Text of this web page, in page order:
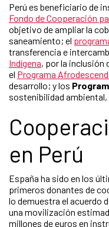
Perú es beneficiario de
Fondo de Cooperación
objetivo de ampliar la
saneamiento; el
transferencia e
Indígena, por la inclusión
el Programa
desarrollo; y los
sostenibilidad ambiental,
en Perú
España ha sido en los
primeros donantes de
lo demuestra el acuerdo
una movilización
millones de euros en